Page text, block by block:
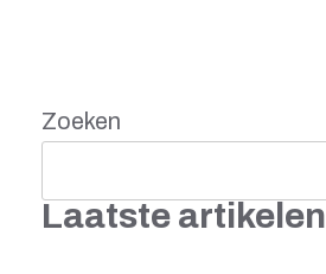
Zoeken
Laatste artikelen